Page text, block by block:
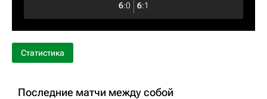
6:0 6:1
Статистика
Последние матчи между собой